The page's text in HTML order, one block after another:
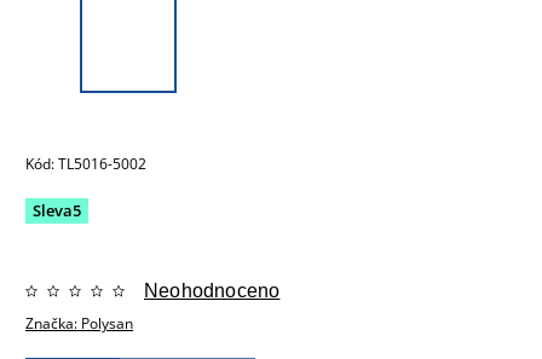
Kód:TL5016-5002
Sleva5
Značka: Polysan
Neohodnoceno